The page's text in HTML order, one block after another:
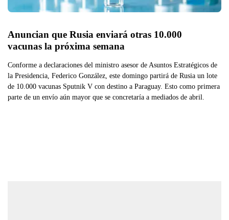
Anuncian que Rusia enviará otras 10.000
vacunas la próxima semana
Conforme a declaraciones del ministro asesor de Asuntos Estratégicos de
la Presidencia, Federico González, este domingo partirá de Rusia un lote
de 10.000 vacunas Sputnik V con destino a Paraguay. Esto como primera
parte de un envío aún mayor que se concretaría a mediados de abril.